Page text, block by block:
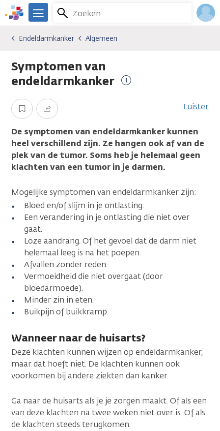
Overslaan
en
gaan
We
er
je.
Kanker.nl
Zoeken
Menu
Kankersoorten
Endeldarmkanker
Algemeen
Endeldarmkanker Algemeen
Symptomen van
endeldarmkanker
Opslaan Delen Luister
De symptomen van endeldarmkanker kunnen
heel verschillend zijn. Ze hangen ook af van de
plek van de tumor. Soms heb je helemaal geen
klachten van een tumor in je darmen.
Mogelijke symptomen van endeldarmkanker zijn:
Bloed en/of slijm in je ontlasting.
Een verandering in je ontlasting die niet over
gaat.
Loze aandrang. Of het gevoel dat de darm niet
helemaal leeg is na het poepen.
Afvallen zonder reden.
Vermoeidheid die niet overgaat (door
bloedarmoede).
Minder zin in eten.
Buikpijn of buikkramp.
Wanneer naar de huisarts?
Deze klachten kunnen wijzen op endeldarmkanker,
maar dat hoeft niet. De klachten kunnen ook
voorkomen bij andere ziekten dan kanker.
Ga naar de huisarts als je je zorgen maakt. Of als een
van deze klachten na twee weken niet over is. Of als
de klachten steeds terugkomen.